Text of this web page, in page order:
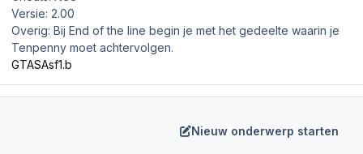
Versie: 2.00
Overig: Bij End of the line begin je met het gedeelte waarin je
Tenpenny moet achtervolgen.
GTASAsf1.b
Nieuw onderwerp starten